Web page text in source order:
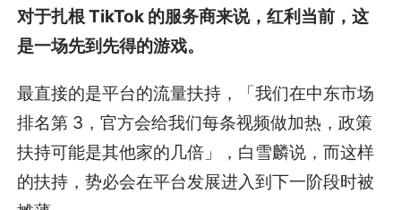
对于扎根 TikTok 的服务商来说，红利当前，这
是一场先到先得的游戏。
最直接的是平台的流量扶持，「我们在中东市场
排名第 3，官方会给我们每条视频做加热，政策
扶持可能是其他家的几倍」，白雪麟说，而这样
的扶持，势必会在平台发展进入到下一阶段时被